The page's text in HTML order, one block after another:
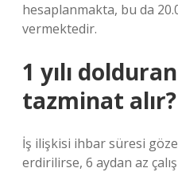
hesaplanmakta, bu da
vermektedir.
1 yılı
tazminat alır?
İş ilişkisi ihbar süresi
erdirilirse, 6 aydan az